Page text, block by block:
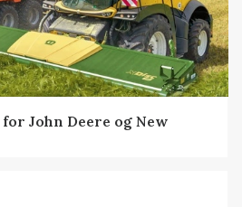
John Deere og New